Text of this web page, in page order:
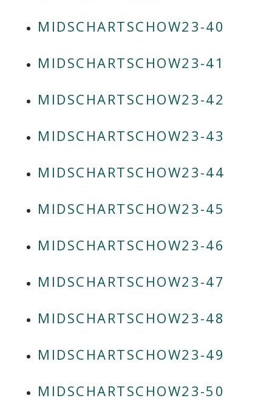
MIDSCHARTSCHOW23-40
MIDSCHARTSCHOW23-41
MIDSCHARTSCHOW23-42
MIDSCHARTSCHOW23-43
MIDSCHARTSCHOW23-44
MIDSCHARTSCHOW23-45
MIDSCHARTSCHOW23-46
MIDSCHARTSCHOW23-47
MIDSCHARTSCHOW23-48
MIDSCHARTSCHOW23-49
MIDSCHARTSCHOW23-50